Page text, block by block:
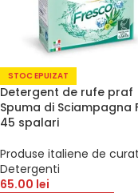
STOC EPUIZAT
Detergent de rufe praf
Spuma di Sciampagna
45 spalari
Produse italiene de
Detergenti
65.00 lei